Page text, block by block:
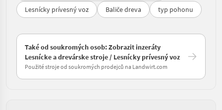
Lesnícky prívesný voz
Baliče dreva typ pohonu
Také od soukromých osob: Zobrazit inzeráty
Lesnícke a drevárske stroje / Lesnícky prívesný voz
Použité stroje od soukromých prodejců na Landwirt.com